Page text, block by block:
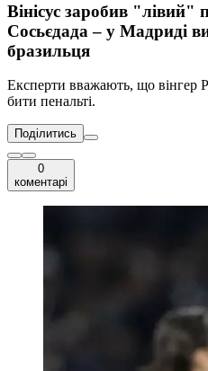
Вінісус заробив "лівий"
Сосьєдада – у Мадриді
бразильця
Експерти вважають, що вінгер
бити пенальті.
Поділитись
0
коментарі